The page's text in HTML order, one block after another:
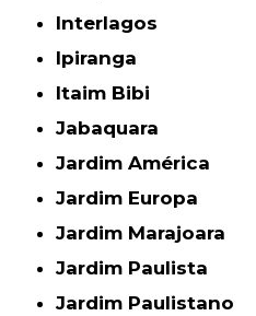
Interlagos
Ipiranga
Itaim Bibi
Jabaquara
Jardim América
Jardim Europa
Jardim Marajoara
Jardim Paulista
Jardim Paulistano